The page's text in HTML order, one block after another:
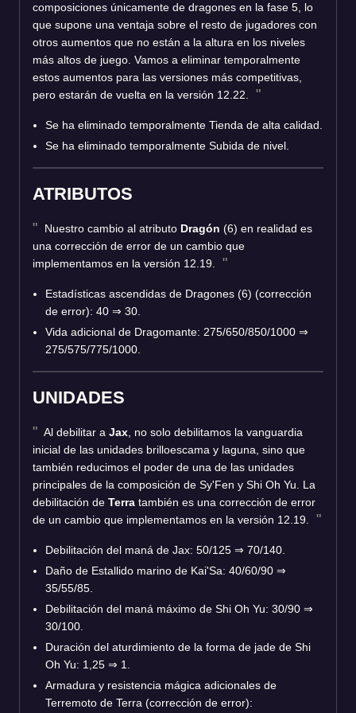
composiciones únicamente de dragones en la fase 5, lo
que supone una ventaja sobre el resto de jugadores con
otros aumentos que no están a la altura en los niveles
más altos de juego. Vamos a eliminar temporalmente
estos aumentos para las versiones más competitivas,
pero estarán de vuelta en la versión 12.22.
Se ha eliminado temporalmente Tienda de alta calidad.
Se ha eliminado temporalmente Subida de nivel.
ATRIBUTOS
Nuestro cambio al atributo Dragón (6) en realidad es
una corrección de error de un cambio que
implementamos en la versión 12.19.
Estadísticas ascendidas de Dragones (6) (corrección
de error): 40 ⇒ 30.
Vida adicional de Dragomante: 275/650/850/1000 ⇒
275/575/775/1000.
UNIDADES
Al debilitar a Jax , no solo debilitamos la vanguardia
inicial de las unidades brilloescama y laguna, sino que
también reducimos el poder de una de las unidades
principales de la composición de Sy'Fen y Shi Oh Yu. La
debilitación de Terra también es una corrección de error
de un cambio que implementamos en la versión 12.19.
Debilitación del maná de Jax: 50/125 ⇒ 70/140.
Daño de Estallido marino de Kai'Sa: 40/60/90 ⇒
35/55/85.
Debilitación del maná máximo de Shi Oh Yu: 30/90 ⇒
30/100.
Duración del aturdimiento de la forma de jade de Shi
Oh Yu: 1,25 ⇒ 1.
Armadura y resistencia mágica adicionales de
Terremoto de Terra (corrección de error):